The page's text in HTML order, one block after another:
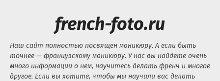
french-foto.ru
Наш сайт полностью посвящен маникюру. А если быть
точнее — французскому маникюру. У нас вы найдете очень
много информации о нем, научитесь делать френч и многое
другое. Если вы хотите, чтобы мы научили вас делать